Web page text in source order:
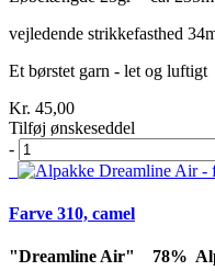
vejledende strikkefasthed
Et børstet garn - let og luftigt
Kr. 45,00
Tilføj ønskeseddel
-
Farve 310, camel
"Dreamline Air" 78%